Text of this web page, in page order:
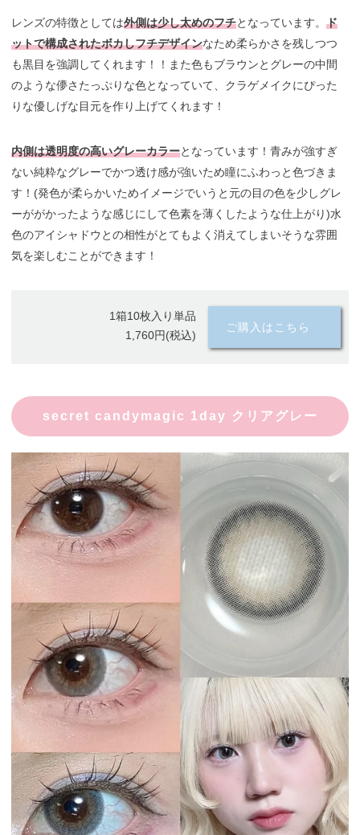
レンズの特徴としては外側は少し太めのフチとなっています。ド
ットで構成されたボカしフチデザインなため柔らかさを残しつつ
も黒目を強調してくれます！！また色もブラウンとグレーの中間
のような儚さたっぷりな色となっていて、クラゲメイクにぴった
りな優しげな目元を作り上げてくれます！
内側は透明度の高いグレーカラーとなっています！青みが強すぎ
ない純粋なグレーでかつ透け感が強いため瞳にふわっと色づきま
す！(発色が柔らかいためイメージでいうと元の目の色を少しグレ
ーががかったような感じにして色素を薄くしたような仕上がり)水
色のアイシャドウとの相性がとてもよく消えてしまいそうな雰囲
気を楽しむことができます！
1箱10枚入り単品
1,760円(税込)
ご購入はこちら
secret candymagic 1day クリアグレー